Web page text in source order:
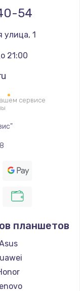
54
улица, 1
21:00
сервисе
планшетов